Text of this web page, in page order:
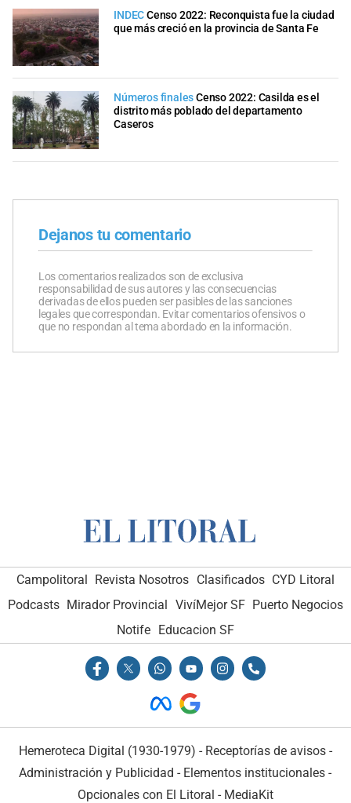
INDECCenso 2022: Reconquista fue la ciudad
que más creció en la provincia de Santa Fe
Números finalesCenso 2022: Casilda es el
distrito más poblado del departamento
Caseros
Dejanos tu comentario
Los comentarios realizados son de exclusiva
responsabilidad de sus autores y las consecuencias
derivadas de ellos pueden ser pasibles de las sanciones
legales que correspondan. Evitar comentarios ofensivos o
que no respondan al tema abordado en la información.
Campolitoral Revista Nosotros Clasificados CYD Litoral
Podcasts Mirador Provincial VivíMejor SF Puerto Negocios
Notife
Educacion SF
Hemeroteca Digital (1930-1979) - Receptorías de avisos -
Administración y Publicidad - Elementos institucionales -
Opcionales con El Litoral - MediaKit